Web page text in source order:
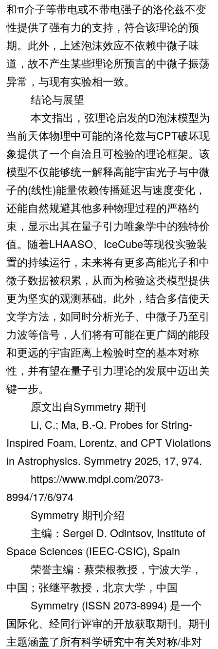
和π介子等带电或不带电强子的洛伦兹不变
性提供了强有力的支持，符合该理论的预
期。此外，上述泡沫效应不依赖中微子味
道，故不产生某些理论所预言的中微子振荡
异常，与现有实验相一致。
结论与展望
本文指出，弦理论启发的D泡沫模型为
当前天体物理中可能的洛伦兹与CPT破坏现
象提供了一个自洽且可检验的理论框架。该
模型不仅能够统一解释高能宇宙光子与中微
子的(线性)能量依赖传播延迟与速度变化，
还能自然规避其他多种物理过程的严格约
束，显示出其在量子引力唯象学中的独特价
值。随着LHAASO、IceCube等现役实验装
置的持续运行，未来将有更多高能光子和中
微子数据被积累，从而为检验这类模型提供
更为坚实的观测基础。此外，结合多信使天
文学方法，如同时分析光子、中微子乃至引
力波等信号，人们将有可能在更广阔的能段
和更远的宇宙距离上检验时空的基本对称
性，并有望在量子引力理论的发展中迈出关
键一步。
原文出自Symmetry 期刊
Li, C.; Ma, B.-Q. Probes for String-
Inspired Foam, Lorentz, and CPT Violations
in Astrophysics. Symmetry 2025, 17, 974.
https://www.mdpi.com/2073-
8994/17/6/974
Symmetry 期刊介绍
主编：Sergei D. Odintsov, Institute of
Space Sciences (IEEC-CSIC), Spain
荣誉主编：蔡荣根教授，宁波大学，
中国；张继平教授，北京大学，中国
Symmetry (ISSN 2073-8994) 是一个
国际化、经同行评审的开放获取期刊。期刊
主题涵盖了所有科学研究中有关对称/非对